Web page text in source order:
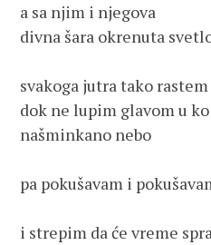
a sa njim i njegova
divna šara okrenuta
svakoga jutra tako
dok ne lupim glavom u
našminkano nebo
pa pokušavam i
i strepim da će vreme